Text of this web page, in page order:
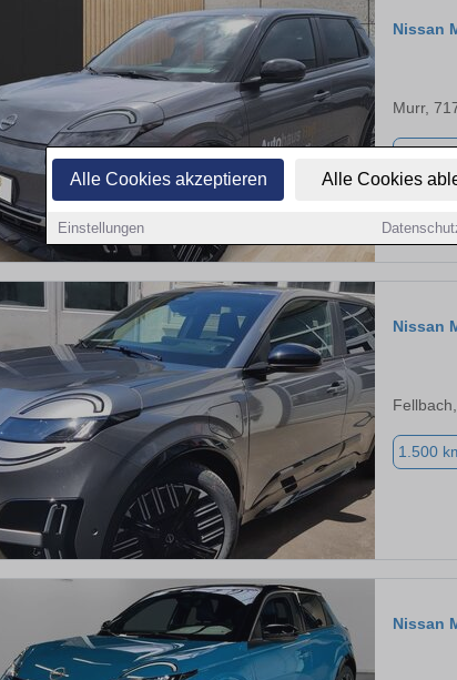
Alle Cookies akzeptieren Alle Cookies
Einstellungen
Nissan
Murr,
Nissan
1.500
Nissan